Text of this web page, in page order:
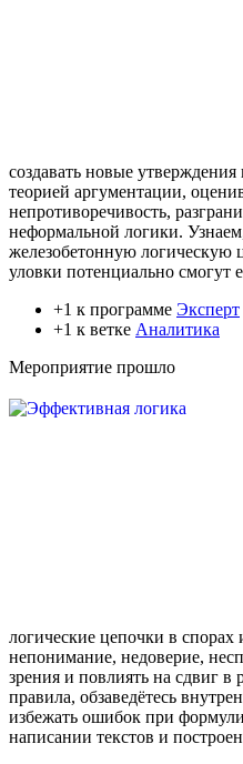
создавать новые
теорией аргументации,
непротиворечивость,
неформальной логики.
железобетонную логическую
уловки потенциально смогут
+1 к программе Эксперт
+1 к ветке Аналитика
Мероприятие прошло
логические цепочки в спорах
непонимание, недоверие,
зрения и повлиять на сдвиг
правила, обзаведётесь
избежать ошибок при
написании текстов и